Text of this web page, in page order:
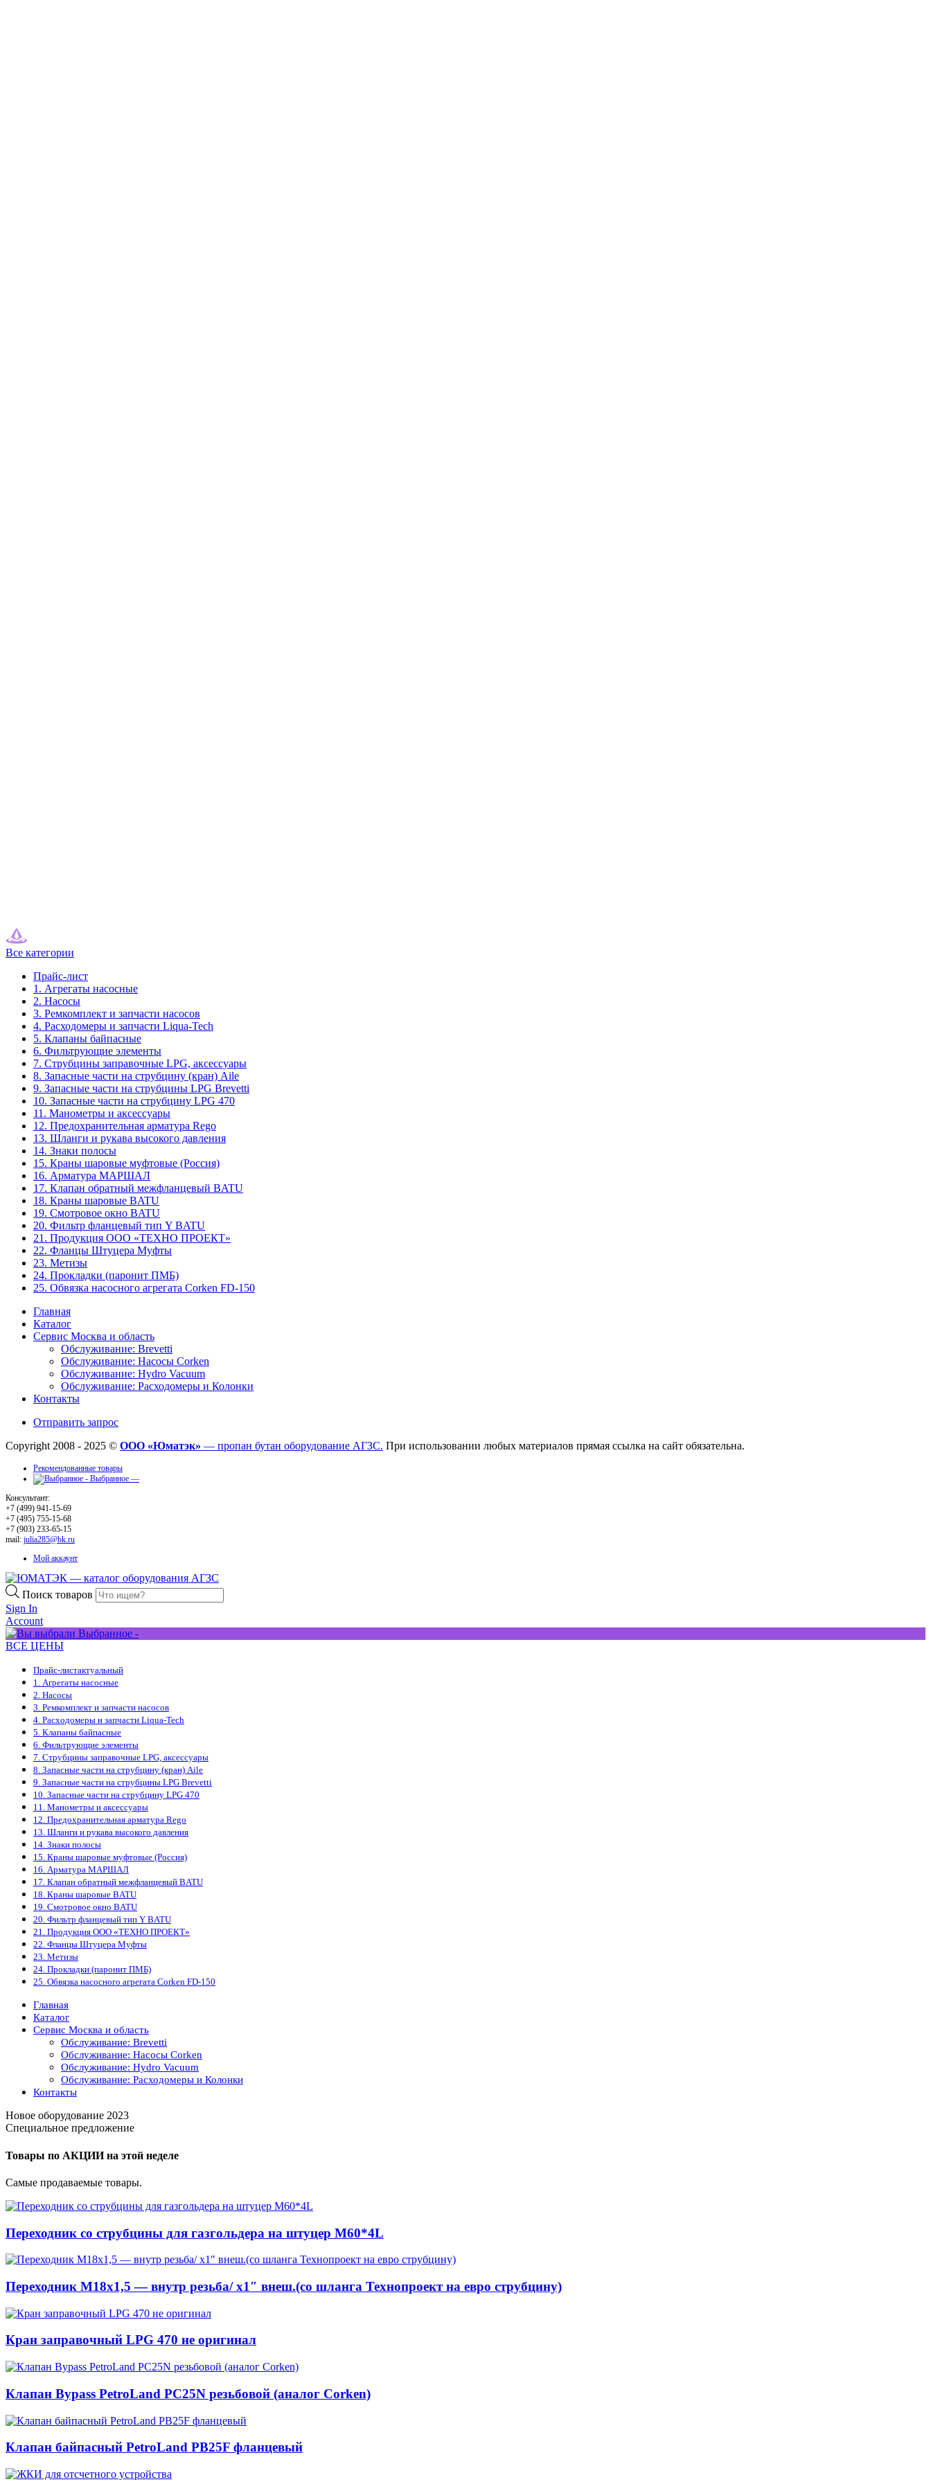
Все категории
Прайс-лист
1. Агрегаты насосные
2. Насосы
3. Ремкомплект и запчасти насосов
4. Расходомеры и запчасти Liqua-Tech
5. Клапаны байпасные
6. Фильтрующие элементы
7. Струбцины заправочные LPG, аксессуары
8. Запасные части на струбцину (кран) Aile
9. Запасные части на струбцины LPG Brevetti
10. Запасные части на струбцину LPG 470
11. Манометры и аксессуары
12. Предохранительная арматура Rego
13. Шланги и рукава высокого давления
14. Знаки полосы
15. Краны шаровые муфтовые (Россия)
16. Арматура МАРШАЛ
17. Клапан обратный межфланцевый BATU
18. Краны шаровые BATU
19. Смотровое окно BATU
20. Фильтр фланцевый тип Y BATU
21. Продукция ООО «ТЕХНО ПРОЕКТ»
22. Фланцы Штуцера Муфты
23. Метизы
24. Прокладки (паронит ПМБ)
25. Обвязка насосного агрегата Corken FD-150
Главная
Каталог
Сервис Москва и область
Обслуживание: Brevetti
Обслуживание: Насосы Corken
Обслуживание: Hydro Vacuum
Обслуживание: Расходомеры и Колонки
Контакты
Отправить запрос
Copyright 2008 - 2025 © ООО «Юматэк» — пропан бутан оборудование АГЗС. При использовании любых материалов прямая ссылка на сайт обязательна.
Рекомендованные товары
Выбранное —
Консультант:
+7 (499) 941-15-69
+7 (495) 755-15-68
+7 (903) 233-65-15
mail: julia285@bk.ru
Мой аккаунт
Поиск товаров
Sign In
Account
Выбранное -
ВСЕ ЦЕНЫ
Прайс-листактуальный
1. Агрегаты насосные
2. Насосы
3. Ремкомплект и запчасти насосов
4. Расходомеры и запчасти Liqua-Tech
5. Клапаны байпасные
6. Фильтрующие элементы
7. Струбцины заправочные LPG, аксессуары
8. Запасные части на струбцину (кран) Aile
9. Запасные части на струбцины LPG Brevetti
10. Запасные части на струбцину LPG 470
11. Манометры и аксессуары
12. Предохранительная арматура Rego
13. Шланги и рукава высокого давления
14. Знаки полосы
15. Краны шаровые муфтовые (Россия)
16. Арматура МАРШАЛ
17. Клапан обратный межфланцевый BATU
18. Краны шаровые BATU
19. Смотровое окно BATU
20. Фильтр фланцевый тип Y BATU
21. Продукция ООО «ТЕХНО ПРОЕКТ»
22. Фланцы Штуцера Муфты
23. Метизы
24. Прокладки (паронит ПМБ)
25. Обвязка насосного агрегата Corken FD-150
Главная
Каталог
Сервис Москва и область
Обслуживание: Brevetti
Обслуживание: Насосы Corken
Обслуживание: Hydro Vacuum
Обслуживание: Расходомеры и Колонки
Контакты
Новое оборудование 2023
Специальное предложение
Товары по АКЦИИ на этой неделе
Самые продаваемые товары.
Переходник со струбцины для газгольдера на штуцер М60*4L
Переходник М18х1,5 — внутр резьба/ x1″ внеш.(со шланга Технопроект на евро струбцину)
Кран заправочный LPG 470 не оригинал
Клапан Bypass PetroLand PС25N резьбовой (аналог Corken)
Клапан байпасный PetroLand PB25F фланцевый